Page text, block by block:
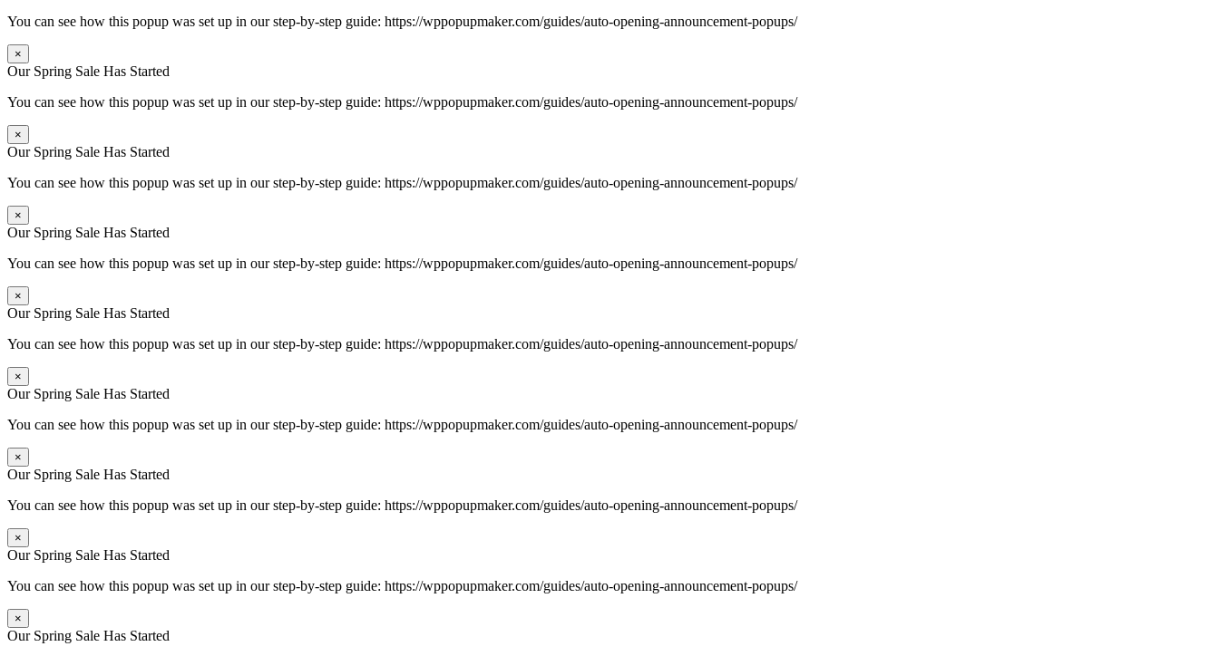
You can see how this popup was set up in our step-by-step guide: https://wppopupmaker.com/guides/auto-opening-announcement-popups/
×
Our Spring Sale Has Started
You can see how this popup was set up in our step-by-step guide: https://wppopupmaker.com/guides/auto-opening-announcement-popups/
×
Our Spring Sale Has Started
You can see how this popup was set up in our step-by-step guide: https://wppopupmaker.com/guides/auto-opening-announcement-popups/
×
Our Spring Sale Has Started
You can see how this popup was set up in our step-by-step guide: https://wppopupmaker.com/guides/auto-opening-announcement-popups/
×
Our Spring Sale Has Started
You can see how this popup was set up in our step-by-step guide: https://wppopupmaker.com/guides/auto-opening-announcement-popups/
×
Our Spring Sale Has Started
You can see how this popup was set up in our step-by-step guide: https://wppopupmaker.com/guides/auto-opening-announcement-popups/
×
Our Spring Sale Has Started
You can see how this popup was set up in our step-by-step guide: https://wppopupmaker.com/guides/auto-opening-announcement-popups/
×
Our Spring Sale Has Started
You can see how this popup was set up in our step-by-step guide: https://wppopupmaker.com/guides/auto-opening-announcement-popups/
×
Our Spring Sale Has Started